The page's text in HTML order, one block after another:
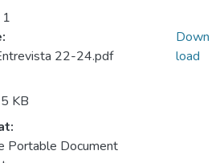
22-24.pdf
KB
Portable Document
Down
load